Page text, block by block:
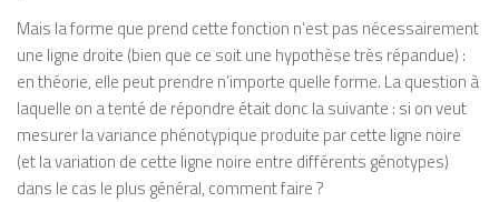
Mais la forme que prend cette fonction n’est pas nécessairement
une ligne droite (bien que ce soit une hypothèse très répandue) :
en théorie, elle peut prendre n’importe quelle forme. La question à
laquelle on a tenté de répondre était donc la suivante : si on veut
mesurer la variance phénotypique produite par cette ligne noire
(et la variation de cette ligne noire entre différents génotypes)
dans le cas le plus général, comment faire ?